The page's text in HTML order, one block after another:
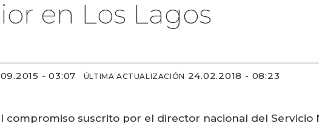
en Los Lagos
- 03:07 ÚLTIMA ACTUALIZACIÓN 24.02.2018 - 08:23
compromiso suscrito por el director nacional del Servicio